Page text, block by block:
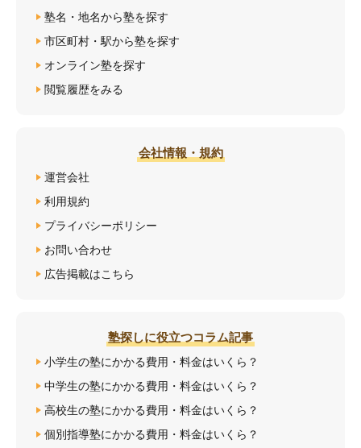
塾名・地名から塾を探す
市区町村・駅から塾を探す
オンライン塾を探す
閲覧履歴をみる
会社情報・規約
運営会社
利用規約
プライバシーポリシー
お問い合わせ
広告掲載はこちら
塾探しに役立つコラム記事
小学生の塾にかかる費用・料金はいくら？
中学生の塾にかかる費用・料金はいくら？
高校生の塾にかかる費用・料金はいくら？
個別指導塾にかかる費用・料金はいくら？